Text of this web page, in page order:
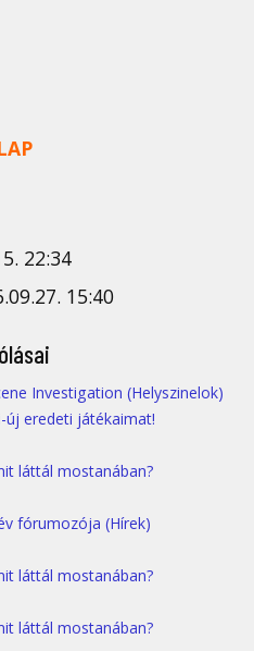
22:34
15:40
Investigation (Helyszinelok)
új eredeti játékaimat!
láttál mostanában?
fórumozója (Hírek)
láttál mostanában?
láttál mostanában?